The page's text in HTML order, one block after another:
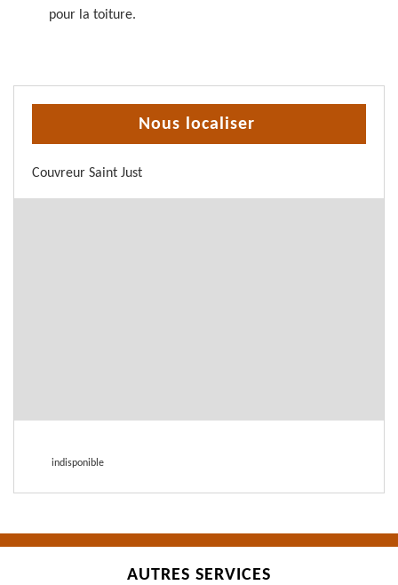
pour la toiture.
Nous localiser
Couvreur Saint Just
indisponible
AUTRES SERVICES